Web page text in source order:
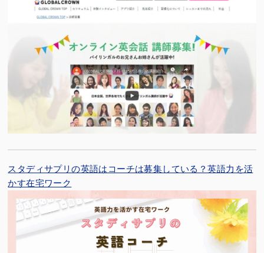
スタディサプリの英語はコーチは募集している？英語力を活
かす在宅ワーク